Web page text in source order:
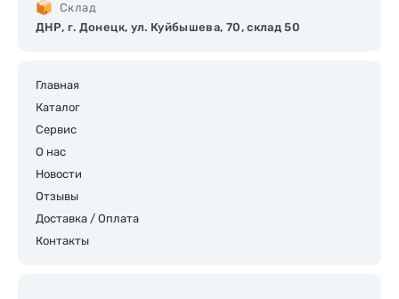
Склад
ДНР, г. Донецк, ул. Куйбышева, 70, склад 50
Главная
Каталог
Сервис
О нас
Новости
Отзывы
Доставка / Оплата
Контакты